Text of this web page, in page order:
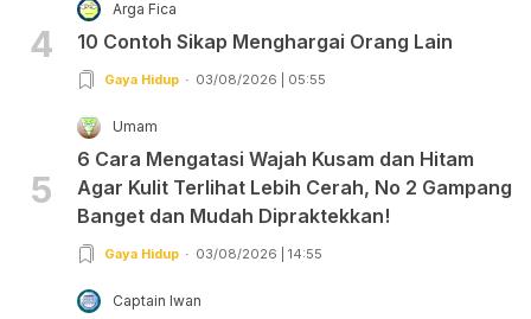
4
Arga Fica
10 Contoh Sikap Menghargai Orang Lain
Gaya Hidup 03/08/2026 | 05:55
5
Umam
6 Cara Mengatasi Wajah Kusam dan Hitam
Agar Kulit Terlihat Lebih Cerah, No 2 Gampang
Banget dan Mudah Dipraktekkan!
Gaya Hidup 03/08/2026 | 14:55
Captain Iwan